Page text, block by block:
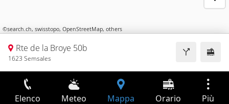
©search.ch, swisstopo, OpenStreetMap, others
Rte de la Broye 50b
1623 Semsales
Elenco Meteo Mappa Orario Più